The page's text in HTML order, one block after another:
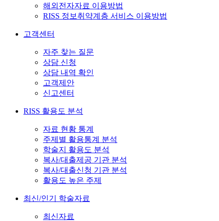
해외전자자료 이용방법
RISS 정보취약계층 서비스 이용방법
고객센터
자주 찾는 질문
상담 신청
상담 내역 확인
고객제안
신고센터
RISS 활용도 분석
자료 현황 통계
주제별 활용통계 분석
학술지 활용도 분석
복사/대출제공 기관 분석
복사/대출신청 기관 분석
활용도 높은 주제
최신/인기 학술자료
최신자료